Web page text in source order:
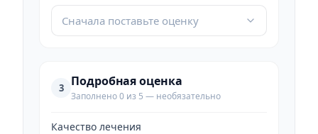
Сначала поставьте оценку
3 Подробная оценка
Заполнено 0 из 5 — необязательно
Качество лечения